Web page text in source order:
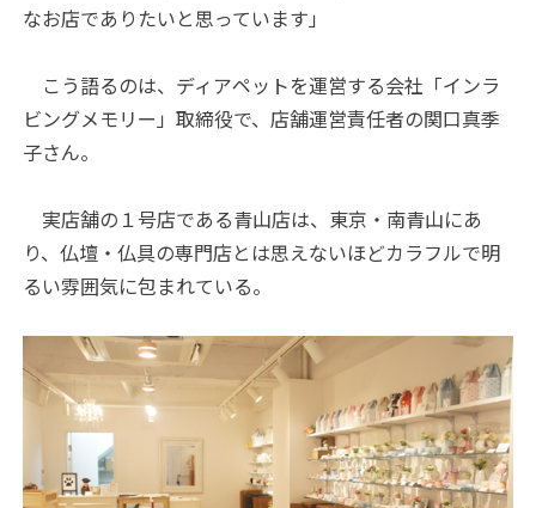
なお店でありたいと思っています」
こう語るのは、ディアペットを運営する会社「インラ
ビングメモリー」取締役で、店舗運営責任者の関口真季
子さん。
実店舗の１号店である青山店は、東京・南青山にあ
り、仏壇・仏具の専門店とは思えないほどカラフルで明
るい雰囲気に包まれている。